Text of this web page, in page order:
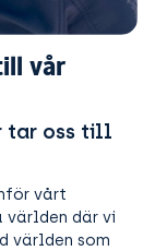
vår
tar oss till
vårt
där vi
världen som